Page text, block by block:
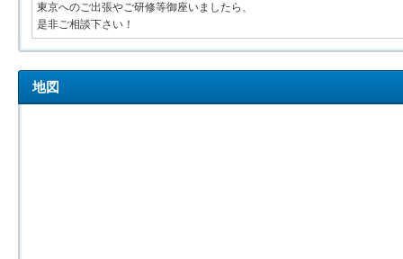
東京へのご出張やご研修等御座いましたら、
是非ご相談下さい！
地図